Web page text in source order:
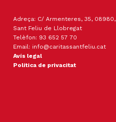
Adreça: C/ Armenteres, 35, 08980,
Sant Feliu de Llobregat
Telèfon: 93 652 57 70
Email: info@caritassantfeliu.cat
Avís legal
Política de privacitat